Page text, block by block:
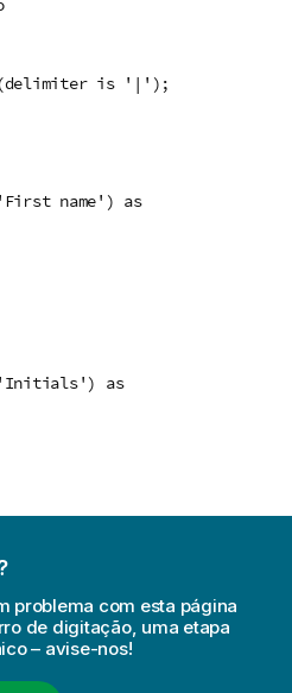
(delimiter is '|');
name') as
as
problema com esta página
de digitação, uma etapa
– avise-nos!